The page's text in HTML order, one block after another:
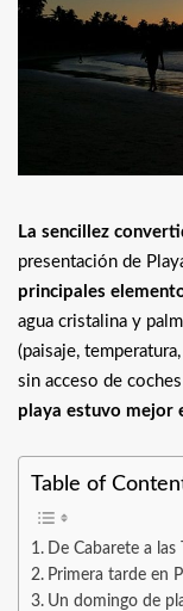
La sencillez
presentación de
principales
agua cristalina y
(paisaje,
sin acceso de
playa estuvo mejor
Table of
De Cabarete a
Primera tarde en
Un domingo de